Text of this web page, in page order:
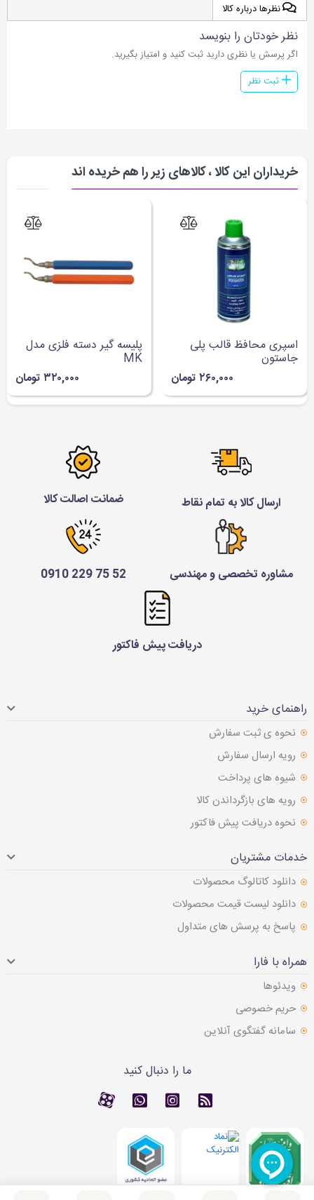
نظرها درباره کالا
نظر خودتان را بنویسد
اگر پرسش یا نظری دارید ثبت کنید و امتیاز بگیرید.
ثبت نظر
خریداران این کالا ، کالاهای زیر را هم خریده اند
اسپری محافظ قالب پلی
جاستون
۲۶۰,۰۰۰ تومان
پلیسه گیر دسته فلزی مدل
MK
۳۲۰,۰۰۰ تومان
ارسال کالا به تمام نقاط ضمانت اصالت کالا
مشاوره تخصصی و مهندسی 52 75 229 0910
دریافت پیش فاکتور
راهنمای خرید
نحوه ی ثبت سفارش
رویه ارسال سفارش
شیوه های پرداخت
رویه های بازگرداندن کالا
نحوه دریافت پیش فاکتور
خدمات مشتریان
دانلود کاتالوگ محصولات
دانلود لیست قیمت محصولات
پاسخ به پرسش های متداول
همراه با فارا
ویدئوها
حریم خصوصی
سامانه گفتگوی آنلاین
ما را دنبال کنید
RSS کانال آپارات
تماس با واتس اپ
کانال آپارات